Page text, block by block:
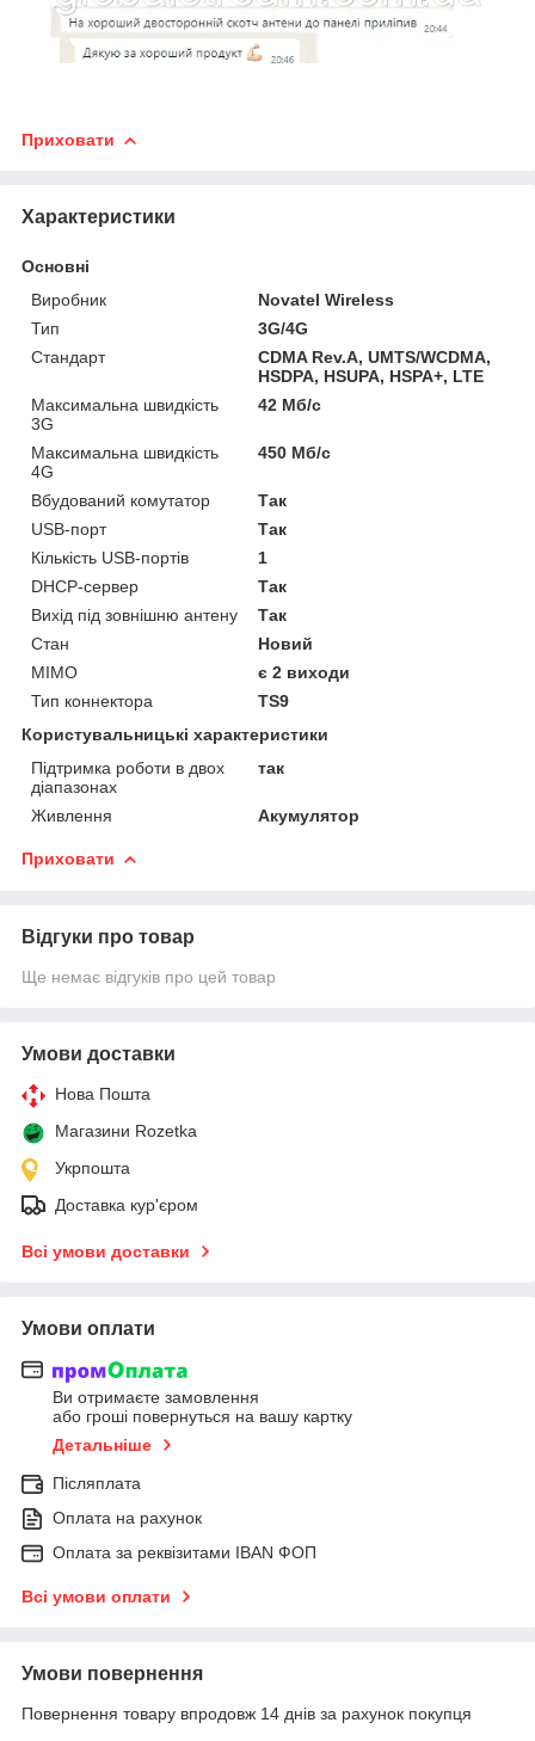
Приховати
Характеристики
Основні
Виробник
Novatel Wireless
Тип
3G/4G
Стандарт
CDMA Rev.A, UMTS/WCDMA,
HSDPA, HSUPA, HSPA+, LTE
Максимальна швидкість
3G
42 Мб/с
Максимальна швидкість
4G
450 Мб/с
Вбудований комутатор
Так
USB-порт
Так
Кількість USB-портів
1
DHCP-сервер
Так
Вихід під зовнішню антену
Так
Стан
Новий
MIMO
є 2 виходи
Тип коннектора
TS9
Користувальницькі характеристики
Підтримка роботи в двох
діапазонах
так
Живлення Акумулятор
Приховати
Відгуки про товар
Ще немає відгуків про цей товар
Умови доставки
Нова Пошта
Магазини Rozetka
Укрпошта
Доставка кур'єром
Всі умови доставки
Умови оплати
Ви отримаєте замовлення
або гроші повернуться на вашу картку
Детальніше
Післяплата
Оплата на рахунок
Оплата за реквізитами IBAN ФОП
Всі умови оплати
Умови повернення
Повернення товару впродовж 14 днів за рахунок покупця